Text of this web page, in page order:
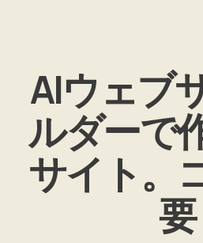
AIウェブ
ルダーで
サイト。
要